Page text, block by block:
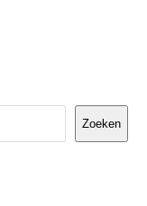
Zoeken